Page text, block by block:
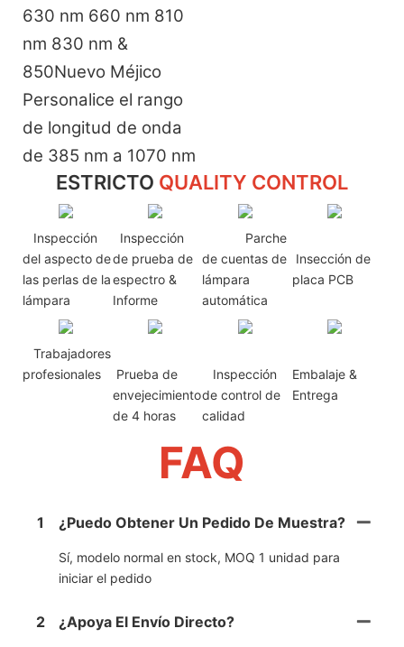
630 nm 660 nm 810
nm 830 nm &
850Nuevo Méjico
Personalice el rango
de longitud de onda
de 385 nm a 1070 nm
ESTRICTO QUALITY CONTROL
Inspección
del aspecto de
las perlas de la
lámpara
Inspección
de prueba de
espectro &
Informe
Parche
de cuentas de
lámpara
automática
Insección de
placa PCB
Trabajadores
profesionales
Prueba de
envejecimiento
de 4 horas
Inspección
de control de
calidad
Embalaje &
Entrega
FAQ
1 ¿Puedo Obtener Un Pedido De Muestra?
Sí, modelo normal en stock, MOQ 1 unidad para
iniciar el pedido
2 ¿Apoya El Envío Directo?